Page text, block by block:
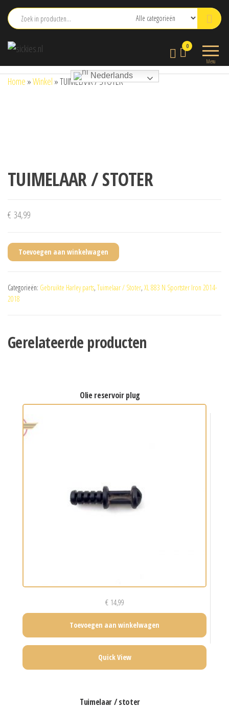
naar
inhoud
Menu
0
Nederlands
Home »Winkel »TUIMELAAR / STOTER
TUIMELAAR / STOTER
€ 34,99
Toevoegen aan winkelwagen
Categorieën: Gebruikte Harley parts, Tuimelaar / Stoter, XL 883 N Sportster Iron 2014-
2018
Gerelateerde producten
olie reservoir plug
€14,99
Toevoegen aan winkelwagen
Quick View
tuimelaar / stoter